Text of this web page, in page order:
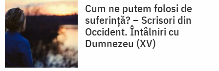
Cum ne putem folosi de
suferință? – Scrisori din
Occident. Întâlniri cu
Dumnezeu (XV)